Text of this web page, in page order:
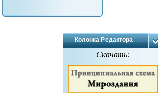
Колонка Редактора
Скачать: